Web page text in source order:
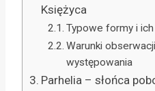
Księżyca
Typowe formy i
Warunki
występowania
Parhelia – słońca